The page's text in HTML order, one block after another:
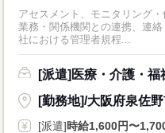
アセスメント、モニタリング
業務・関係機関との連携、連
社における管理者規程...
[派遣]医療・介護・福
[勤務地]/大阪府泉佐
[派遣]時給1,600円〜